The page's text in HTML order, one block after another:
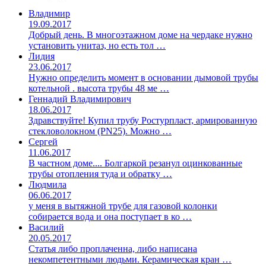
Владимир
19.09.2017
Добрый день. В многоэтажном доме на чердаке нужно
установить унитаз, но есть тол …
Лидия
23.06.2017
Нужно определить момент в основании дымовой трубы
котельной . высота трубы 48 ме …
Геннадий Владимирович
18.06.2017
Здравствуйте! Купил трубу Ростурпласт, армированную
стекловолокном (PN25). Можно …
Сергей
11.06.2017
В частном доме.... Болгаркой резанул оцинкованные
трубы отопления туда и обратку …
Людмила
06.06.2017
у меня в вытяжной трубе для газовой колонки
собирается вода и она поступает в ко …
Василий
20.05.2017
Статья либо проплаченна, либо написана
некомпетентными людьми. Керамическая кран …